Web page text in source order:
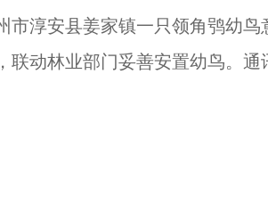
淳安县姜家镇一只领角鸮幼鸟
联动林业部门妥善安置幼鸟。